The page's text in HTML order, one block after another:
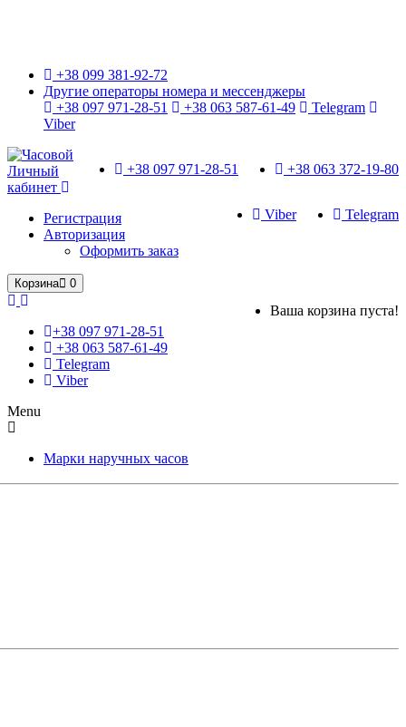
+38 099 381-92-72
Другие операторы номера и мессенджеры
+38 097 971-28-51
+38 063 587-61-49
Telegram
Viber
+38 063 372-19-80
+38 097 971-28-51
Telegram
Viber
Личный
кабинет
Регистрация
Авторизация
Оформить заказ
Корзина 0
Ваша корзина пуста!
+38 097 971-28-51
+38 063 587-61-49
Telegram
Viber
Menu
Марки наручных часов